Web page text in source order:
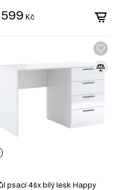
Kč
psací 4šx bílý lesk Happy